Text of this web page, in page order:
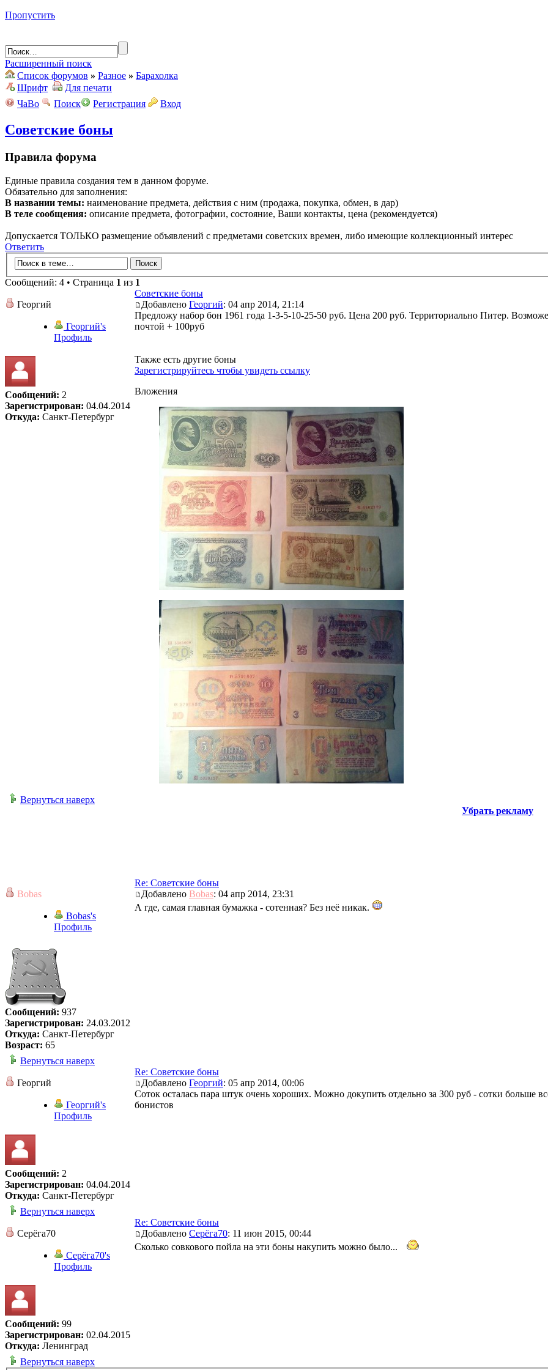
Пропустить
Расширенный поиск
Список форумов » Разное » Барахолка
Шрифт
Для печати
ЧаВо
Поиск Регистрация Вход
Советские боны
Правила форума
Единые правила создания тем в данном форуме.
Обязательно для заполнения:
В названии темы: наименование предмета, действия с ним (продажа, покупка, обмен, в дар)
В теле сообщения: описание предмета, фотографии, состояние, Ваши контакты, цена (рекомендуется)
Допускается ТОЛЬКО размещение объявлений с предметами советских времен, либо имеющие коллекционный интерес
Ответить
Сообщений: 4 • Страница 1 из 1
Георгий
Георгий's
Профиль
Сообщений: 2
Зарегистрирован: 04.04.2014
Откуда: Санкт-Петербург
Советские боны
Добавлено Георгий: 04 апр 2014, 21:14
Предложу набор бон 1961 года 1-3-5-10-25-50 руб. Цена 200 руб. Территориально Питер.
почтой + 100руб
Также есть другие боны
Зарегистрируйтесь чтобы увидеть ссылку
Вложения
Вернуться наверх
Убрать рекламу
Bobas
Bobas's
Профиль
Сообщений: 937
Зарегистрирован: 24.03.2012
Откуда: Санкт-Петербург
Возраст: 65
Re: Советские боны
Добавлено Bobas: 04 апр 2014, 23:31
А где, самая главная бумажка - сотенная? Без неё никак.
Вернуться наверх
Георгий
Георгий's
Профиль
Сообщений: 2
Зарегистрирован: 04.04.2014
Откуда: Санкт-Петербург
Re: Советские боны
Добавлено Георгий: 05 апр 2014, 00:06
Соток осталась пара штук очень хороших. Можно докупить отдельно за 300 руб - сотки больше
бонистов
Вернуться наверх
Серёга70
Серёга70's
Профиль
Сообщений: 99
Зарегистрирован: 02.04.2015
Откуда: Ленинград
Re: Советские боны
Добавлено Серёга70: 11 июн 2015, 00:44
Сколько совкового пойла на эти боны накупить можно было...
Вернуться наверх